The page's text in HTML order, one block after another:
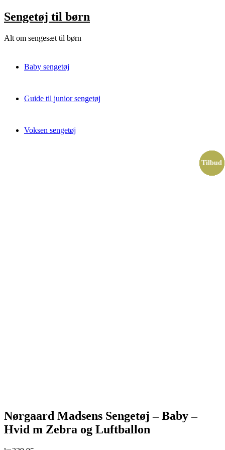
Skip
to
Sengetøj til børn
Alt om sengesæt til børn
Baby sengetøj
Guide til junior sengetøj
Voksen sengetøj
Nørgaard Madsens Sengetøj – Baby –
Hvid m Zebra og Luftballon
Tilbud
Tilbud
Tilbud
Tilbud